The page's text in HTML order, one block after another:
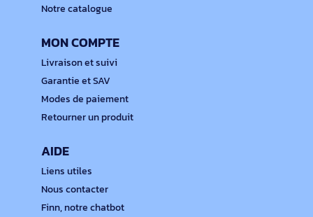
Notre catalogue
MON COMPTE
Livraison et suivi
Garantie et SAV
Modes de paiement
Retourner un produit
AIDE
Liens utiles
Nous contacter
Finn, notre chatbot